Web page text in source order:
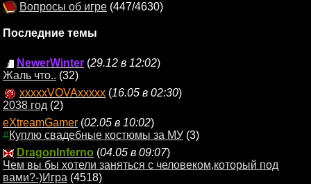
Вопросы об игре (447/4630)
Последние темы
NewerWinter (29.12 в 12:02)
Жаль что.. (32)
xxxxxVOVAxxxxx (16.05 в 02:30)
2038 год (2)
eXtreamGamer (02.05 в 10:02)
#Куплю свадебные костюмы за МУ (3)
DragonInferno (04.05 в 09:07)
Чем вы бы хотели заняться с человеком,который под
вами?-)Игра (4518)